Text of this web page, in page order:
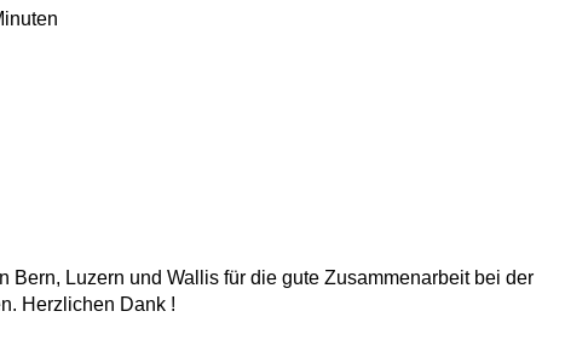
Luzern und Wallis für die gute Zusammenarbeit bei der
Herzlichen Dank !